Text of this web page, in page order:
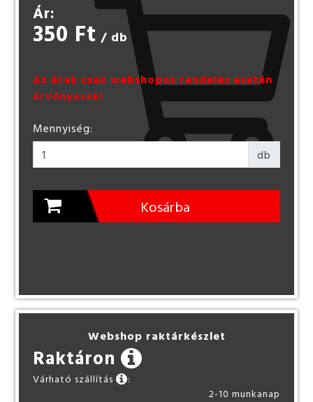
Ár:
350 Ft / db
Az árak csak webshopos rendelés esetén
érvényesek!
Mennyiség:
db
Kosárba
Webshop raktárkészlet
Raktáron
Várható szállítás
:
2-10 munkanap